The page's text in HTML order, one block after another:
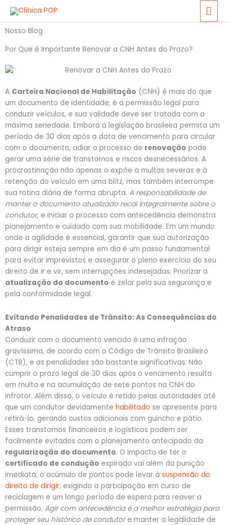
para
Nosso Blog
Por Que é Importante Renovar a CNH Antes do Prazo?
A Carteira Nacional de Habilitação (CNH) é mais do que
um documento de identidade; é a permissão legal para
conduzir veículos, e sua validade deve ser tratada com a
máxima seriedade. Embora a legislação brasileira permita um
período de 30 dias após a data de vencimento para circular
com o documento, adiar o processo de renovação pode
gerar uma série de transtornos e riscos desnecessários. A
procrastinação não apenas o expõe a multas severas e à
retenção do veículo em uma blitz, mas também interrompe
sua rotina diária de forma abrupta. A responsabilidade de
manter o documento atualizado recai integralmente sobre o
condutor, e iniciar o processo com antecedência demonstra
planejamento e cuidado com sua mobilidade. Em um mundo
onde a agilidade é essencial, garantir que sua autorização
para dirigir esteja sempre em dia é um passo fundamental
para evitar imprevistos e assegurar o pleno exercício do seu
direito de ir e vir, sem interrupções indesejadas. Priorizar a
atualização do documento é zelar pela sua segurança e
pela conformidade legal.
Evitando Penalidades de Trânsito: As Consequências do
Atraso
Conduzir com o documento vencido é uma infração
gravíssima, de acordo com o Código de Trânsito Brasileiro
(CTB), e as penalidades são bastante significativas. Não
cumprir o prazo legal de 30 dias após o vencimento resulta
em multa e na acumulação de sete pontos na CNH do
infrator. Além disso, o veículo é retido pelas autoridades até
que um condutor devidamente habilitado se apresente para
retirá-lo, gerando custos adicionais com guincho e pátio.
Esses transtornos financeiros e logísticos podem ser
facilmente evitados com o planejamento antecipado da
regularização do documento. O impacto de ter o
certificado de condução expirado vai além da punição
imediata; o acúmulo de pontos pode levar à suspensão do
direito de dirigir, exigindo a participação em curso de
reciclagem e um longo período de espera para reaver a
permissão. Agir com antecedência é a melhor estratégia para
proteger seu histórico de condutore manter a legalidade de